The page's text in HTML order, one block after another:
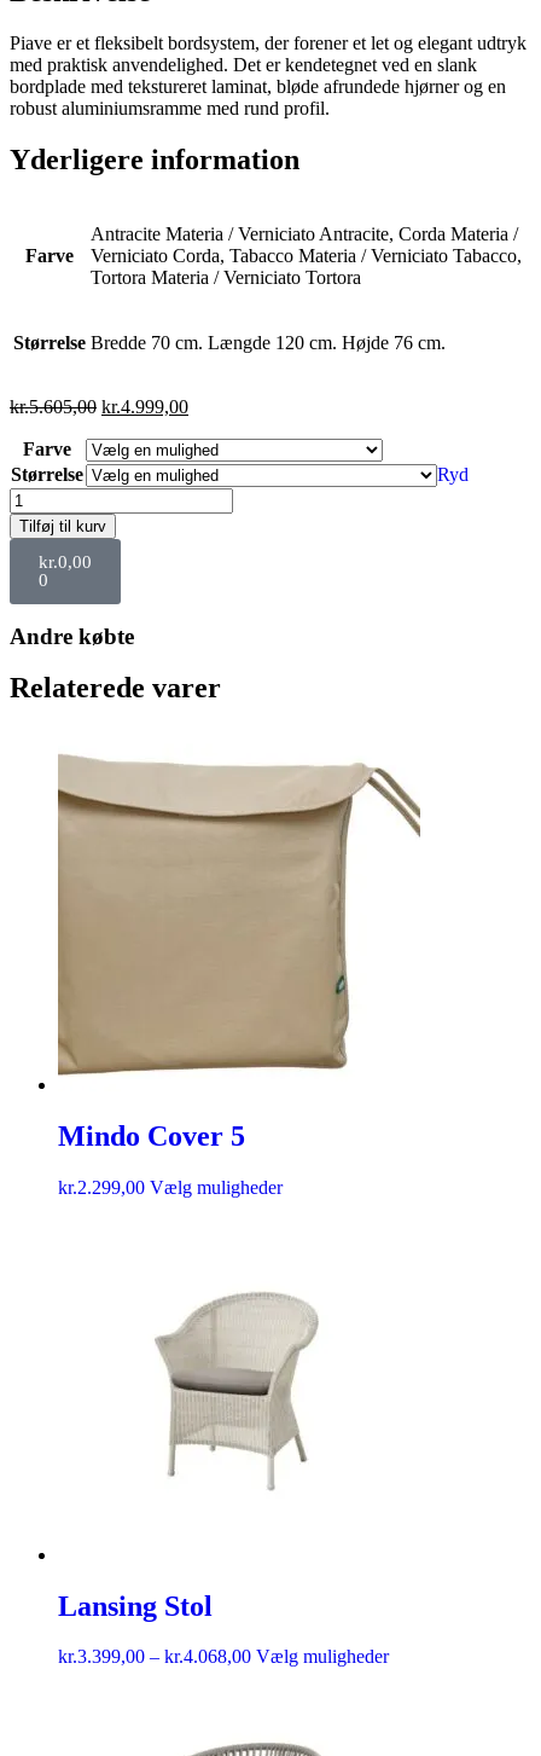
Piave er et fleksibelt bordsystem, der forener et let og elegant udtryk
med praktisk anvendelighed. Det er kendetegnet ved en slank
bordplade med tekstureret laminat, bløde afrundede hjørner og en
robust aluminiumsramme med rund profil.
Yderligere information
Farve
Antracite Materia / Verniciato Antracite, Corda Materia /
Verniciato Corda, Tabacco Materia / Verniciato Tabacco,
Tortora Materia / Verniciato Tortora
Størrelse Bredde 70 cm. Længde 120 cm. Højde 76 cm.
kr.5.605,00 kr.4.999,00
Farve
Størrelse
Ryd
Tilføj til kurv
kr.0,00
0
Andre købte
Relaterede varer
Mindo Cover 5
kr.2.299,00 Vælg muligheder
Lansing Stol
kr.3.399,00 – kr.4.068,00 Vælg muligheder